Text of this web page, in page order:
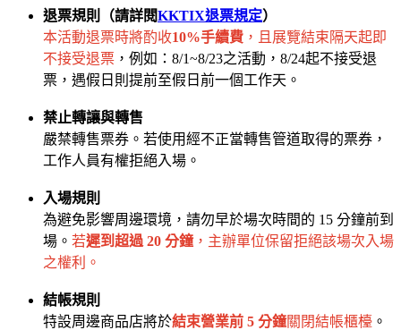
退票規則（請詳閱KKTIX退票規定）
本活動退票時將酌收10%手續費 ，且展覽結束隔天起即
不接受退票 ，例如：8/1~8/23之活動，8/24起不接受退
票，遇假日則提前至假日前一個工作天。
禁止轉讓與轉售
嚴禁轉售票券。若使用經不正當轉售管道取得的票券，
工作人員有權拒絕入場。
入場規則
為避免影響周邊環境，請勿早於場次時間的 15 分鐘前到
場。 若遲到超過 20 分鐘，主辦單位保留拒絕該場次入場
之權利。
結帳規則
特設周邊商品店將於結束營業前 5 分鐘關閉結帳櫃檯 。